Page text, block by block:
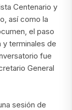
Centenario y
así como la
el paso
terminales de
fue
General
sesión de